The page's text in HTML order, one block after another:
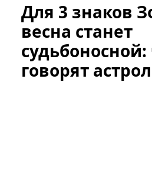
Для 3 знаков
весна станет
судьбоносной:
говорят